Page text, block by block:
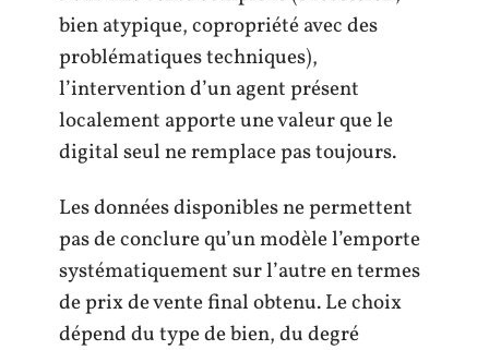
bien atypique, copropriété avec des
problématiques techniques),
l’intervention d’un agent présent
localement apporte une valeur que le
digital seul ne remplace pas toujours.
Les données disponibles ne permettent
pas de conclure qu’un modèle l’emporte
systématiquement sur l’autre en termes
de prix de vente final obtenu. Le choix
dépend du type de bien, du degré